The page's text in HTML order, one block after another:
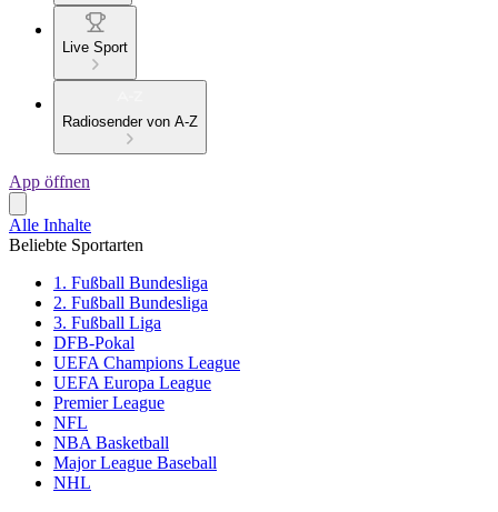
Live Sport
Radiosender von A-Z
App öffnen
Alle Inhalte
Beliebte Sportarten
1. Fußball Bundesliga
2. Fußball Bundesliga
3. Fußball Liga
DFB-Pokal
UEFA Champions League
UEFA Europa League
Premier League
NFL
NBA Basketball
Major League Baseball
NHL